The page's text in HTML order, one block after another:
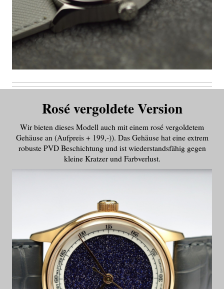
Rosé vergoldete Version
Wir bieten dieses Modell auch mit einem rosé vergoldetem
Gehäuse an (Aufpreis + 199,-)). Das Gehäuse hat eine extrem
robuste PVD Beschichtung und ist wiederstandsfähig gegen
kleine Kratzer und Farbverlust.